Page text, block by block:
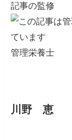
記事の監修
管理栄養士
川野 恵